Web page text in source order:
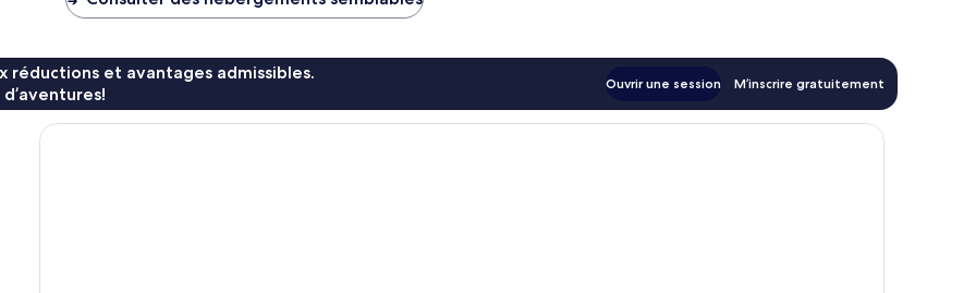
réductions et avantages admissibles.
Ouvrir une session M’inscrire gratuitement